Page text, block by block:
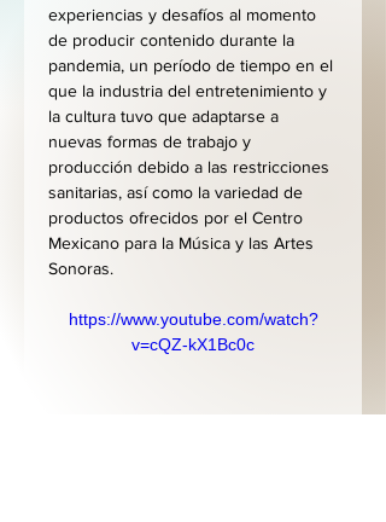
experiencias y desafíos al momento
de producir contenido durante la
pandemia, un período de tiempo en el
que la industria del entretenimiento y
la cultura tuvo que adaptarse a
nuevas formas de trabajo y
producción debido a las restricciones
sanitarias, así como la variedad de
productos ofrecidos por el Centro
Mexicano para la Música y las Artes
Sonoras.
https://www.youtube.com/watch?
v=cQZ-kX1Bc0c